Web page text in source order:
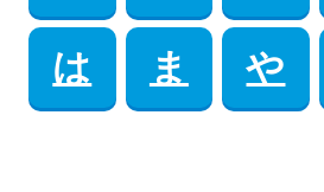
は ま や